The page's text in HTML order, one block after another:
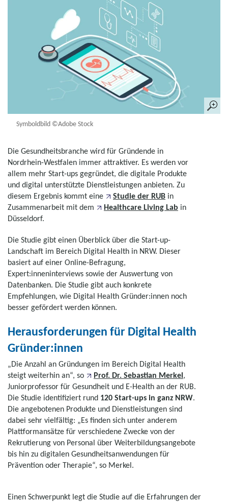
Symboldbild ©Adobe Stock
Die Gesundheitsbranche wird für Gründende in
Nordrhein-Westfalen immer attraktiver. Es werden vor
allem mehr Start-ups gegründet, die digitale Produkte
und digital unterstützte Dienstleistungen anbieten. Zu
diesem Ergebnis kommt eine
Studie der RUB in
Zusammenarbeit mit dem
Healthcare Living Lab in
Düsseldorf.
Die Studie gibt einen Überblick über die Start-up-
Landschaft im Bereich Digital Health in NRW. Dieser
basiert auf einer Online-Befragung,
Expert:inneninterviews sowie der Auswertung von
Datenbanken. Die Studie gibt auch konkrete
Empfehlungen, wie Digital Health Gründer:innen noch
besser gefördert werden können.
Herausforderungen für Digital Health
Gründer:innen
„Die Anzahl an Gründungen im Bereich Digital Health
steigt weiterhin an“, so
Prof. Dr. Sebastian Merkel,
Juniorprofessor für Gesundheit und E-Health an der RUB.
Die Studie identifiziert rund 120 Start-ups in ganz NRW.
Die angebotenen Produkte und Dienstleistungen sind
dabei sehr vielfältig: „Es finden sich unter anderem
Plattformansätze für verschiedene Zwecke von der
Rekrutierung von Personal über Weiterbildungsangebote
bis hin zu digitalen Gesundheitsanwendungen für
Prävention oder Therapie“, so Merkel.
Einen Schwerpunkt legt die Studie auf die Erfahrungen der